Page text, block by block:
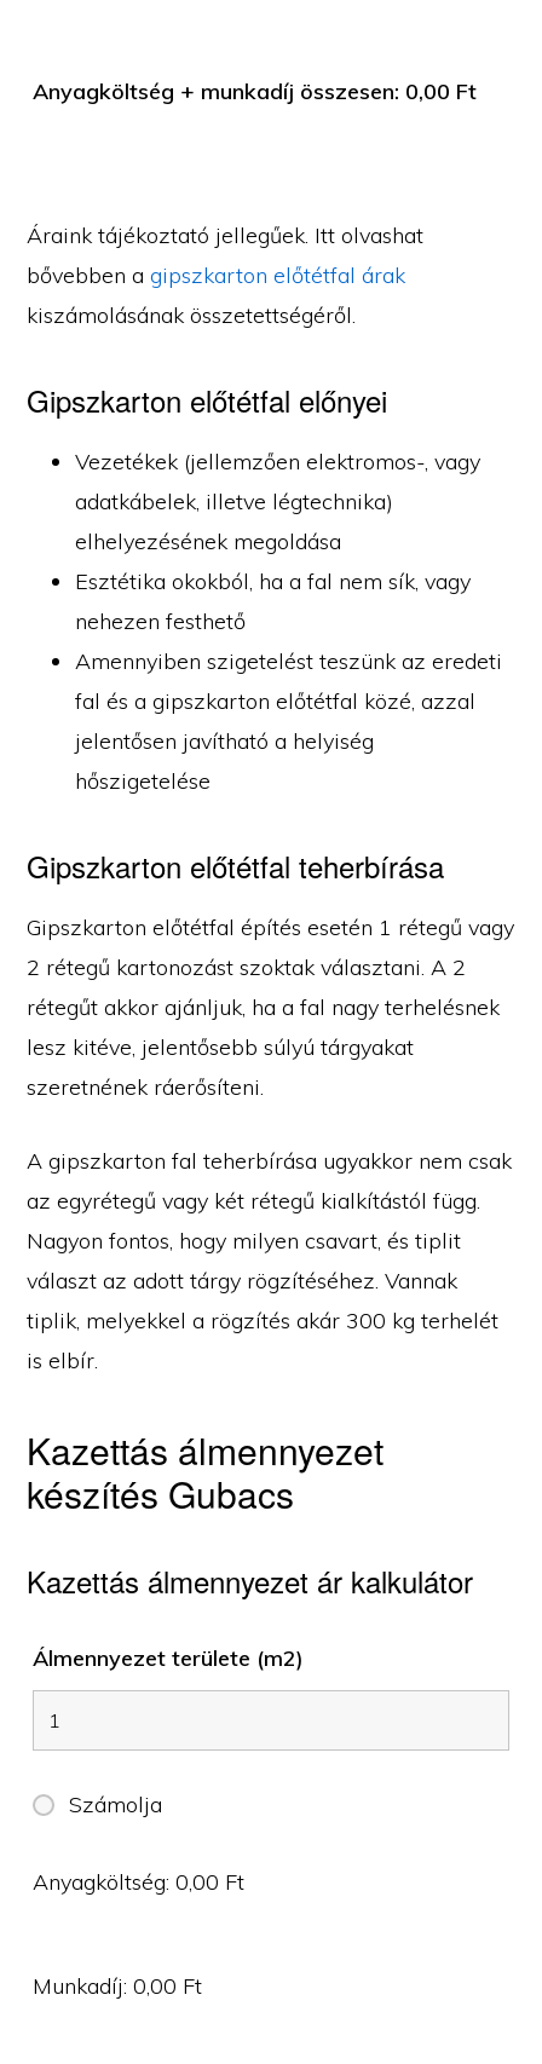
Anyagköltség + munkadíj összesen: 0,00 Ft
Áraink tájékoztató jellegűek. Itt olvashat
bővebben agipszkarton előtétfal árak
kiszámolásának összetettségéről.
Gipszkarton előtétfal előnyei
Vezetékek (jellemzően elektromos-, vagy
adatkábelek, illetve légtechnika)
elhelyezésének megoldása
Esztétika okokból, ha a fal nem sík, vagy
nehezen festhető
Amennyiben szigetelést teszünk az eredeti
fal és a gipszkarton előtétfal közé, azzal
jelentősen javítható a helyiség
hőszigetelése
Gipszkarton előtétfal teherbírása
Gipszkarton előtétfal építés esetén 1 rétegű vagy
2 rétegű kartonozást szoktak választani. A 2
rétegűt akkor ajánljuk, ha a fal nagy terhelésnek
lesz kitéve, jelentősebb súlyú tárgyakat
szeretnének ráerősíteni.
A gipszkarton fal teherbírása ugyakkor nem csak
az egyrétegű vagy két rétegű kialkítástól függ.
Nagyon fontos, hogy milyen csavart, és tiplit
választ az adott tárgy rögzítéséhez. Vannak
tiplik, melyekkel a rögzítés akár 300 kg terhelét
is elbír.
Kazettás álmennyezet
készítés Gubacs
Kazettás álmennyezet ár kalkulátor
Álmennyezet területe (m2)
Számolja
Anyagköltség:0,00 Ft
Munkadíj:0,00 Ft